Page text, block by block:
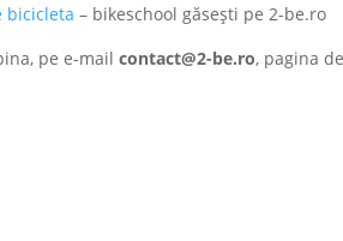
bicicleta – bikeschool găsești pe 2-be.ro
pe e-mailcontact@2-be.ro, pagina